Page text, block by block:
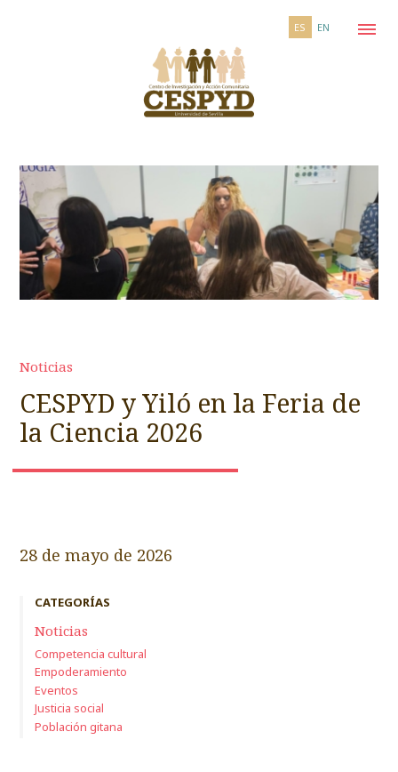
ES EN
Noticias
CESPYD y Yiló en la Feria de
la Ciencia 2026
28 de mayo de 2026
CATEGORÍAS
Noticias
Competencia cultural
Empoderamiento
Eventos
Justicia social
Población gitana